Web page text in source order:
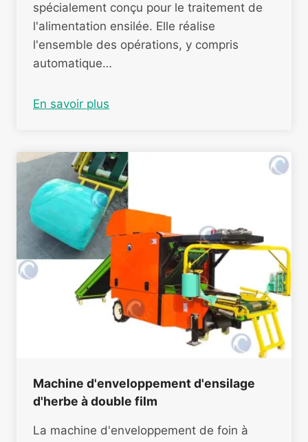
spécialement conçu pour le traitement de
l'alimentation ensilée. Elle réalise
l'ensemble des opérations, y compris
automatique…
En savoir plus
Machine d'enveloppement d'ensilage
d'herbe à double film
La machine d'enveloppement de foin à